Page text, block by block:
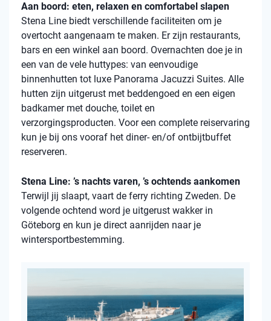
Aan boord: eten, relaxen en comfortabel slapen
Stena Line biedt verschillende faciliteiten om je
overtocht aangenaam te maken. Er zijn restaurants,
bars en een winkel aan boord. Overnachten doe je in
een van de vele huttypes: van eenvoudige
binnenhutten tot luxe Panorama Jacuzzi Suites. Alle
hutten zijn uitgerust met beddengoed en een eigen
badkamer met douche, toilet en
verzorgingsproducten. Voor een complete reiservaring
kun je bij ons vooraf het diner- en/of ontbijtbuffet
reserveren.
Stena Line: ’s nachts varen, ’s ochtends aankomen
Terwijl jij slaapt, vaart de ferry richting Zweden. De
volgende ochtend word je uitgerust wakker in
Göteborg en kun je direct aanrijden naar je
wintersportbestemming.